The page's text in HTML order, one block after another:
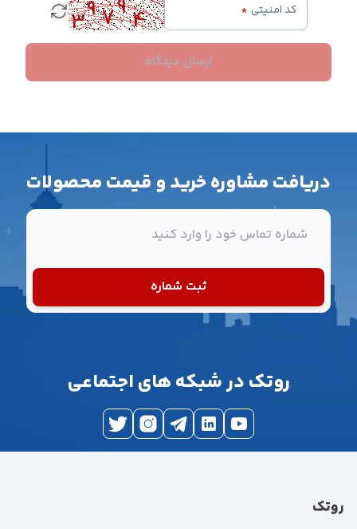
کد امنیتی *
ارسال دیدگاه
دریافت مشاوره خرید و قیمت محصولات
ثبت شماره
روتک در شبکه های اجتماعی
روتک